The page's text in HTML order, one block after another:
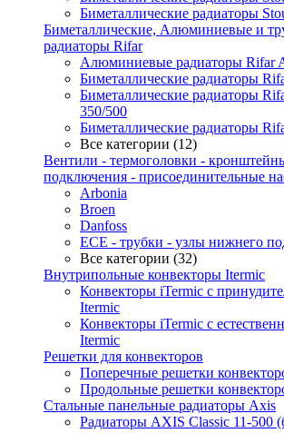
Биметаллические радиаторы
Биметаллические, Алюминиевые и
радиаторы Rifar
Алюминиевые радиаторы Rifar
Биметаллические радиаторы
Биметаллические радиаторы
350/500
Биметаллические радиаторы
Все категории (12)
Вентили - термоголовки -
подключения - присоединительные
Arbonia
Broen
Danfoss
ECE - трубки - узлы нижнего
Все категории (32)
Внутрипольные конвекторы Itermic
Конвекторы iTermic c
Itermic
Конвекторы iTermic с
Itermic
Решетки для конвекторов
Поперечные решетки
Продольные решетки
Стальные панельные радиаторы Axis
Радиаторы AXIS Classic 11-500